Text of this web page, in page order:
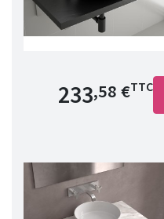
Prix de base
233,58 €TTC